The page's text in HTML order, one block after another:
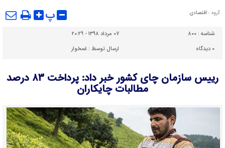
گروه : اقتصادی پ
شناسه : ۸۰۰
۰۷ مرداد ۱۳۹۸ - ۲۰:۲۹
۰ دیدگاه ارسال توسط :غمخوار
رییس سازمان چای کشور خبر داد: پرداخت ۸۳ درصد
مطالبات چایکاران